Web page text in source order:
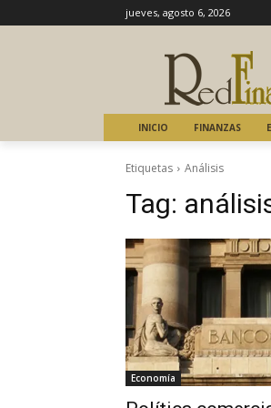
jueves, agosto 6, 2026
INICIO FINANZAS
Etiquetas Análisis
Tag:
Economía